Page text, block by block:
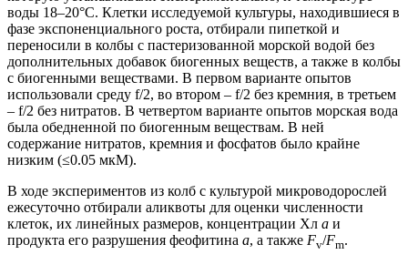
воды 18–20°С. Клетки исследуемой культуры, находившиеся в
фазе экспоненциального роста, отбирали пипеткой и
переносили в колбы с пастеризованной морской водой без
дополнительных добавок биогенных веществ, а также в колбы
с биогенными веществами. В первом варианте опытов
использовали среду f/2, во втором – f/2 без кремния, в третьем
– f/2 без нитратов. В четвертом варианте опытов морская вода
была обедненной по биогенным веществам. В ней
содержание нитратов, кремния и фосфатов было крайне
низким (≤0.05 мкМ).
В ходе экспериментов из колб с культурой микроводорослей
ежесуточно отбирали аликвоты для оценки численности
клеток, их линейных размеров, концентрации Хл а и
продукта его разрушения феофитина а, а также Fv/Fm.